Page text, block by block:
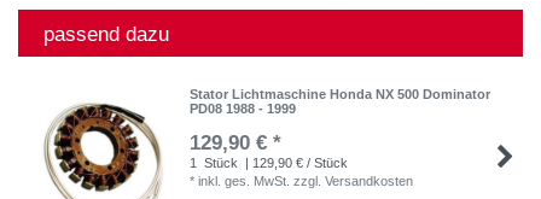
passend dazu
Stator Lichtmaschine Honda NX 500 Dominator
PD08 1988 - 1999
129,90 € *
1 Stück
| 129,90 € / Stück
*inkl. ges. MwSt. zzgl.Versandkosten